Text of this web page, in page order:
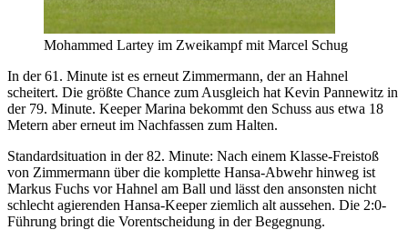
Mohammed Lartey im Zweikampf mit Marcel Schug
In der 61. Minute ist es erneut Zimmermann, der an Hahnel
scheitert. Die größte Chance zum Ausgleich hat Kevin Pannewitz in
der 79. Minute. Keeper Marina bekommt den Schuss aus etwa 18
Metern aber erneut im Nachfassen zum Halten.
Standardsituation in der 82. Minute: Nach einem Klasse-Freistoß
von Zimmermann über die komplette Hansa-Abwehr hinweg ist
Markus Fuchs vor Hahnel am Ball und lässt den ansonsten nicht
schlecht agierenden Hansa-Keeper ziemlich alt aussehen. Die 2:0-
Führung bringt die Vorentscheidung in der Begegnung.